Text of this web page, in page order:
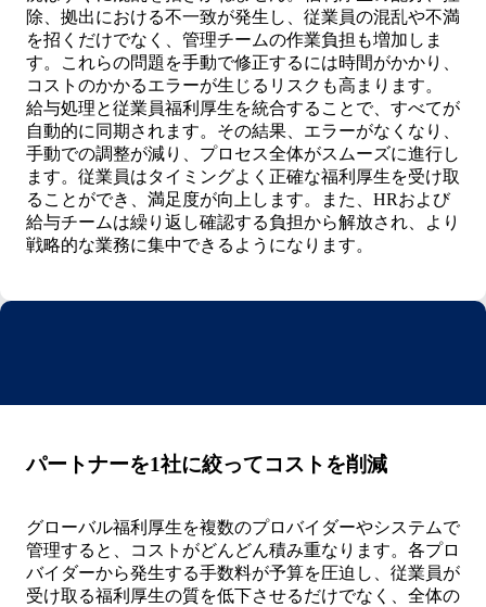
除、拠出における不一致が発生し、従業員の混乱や不満
を招くだけでなく、管理チームの作業負担も増加しま
す。これらの問題を手動で修正するには時間がかかり、
コストのかかるエラーが生じるリスクも高まります。
給与処理と従業員福利厚生を統合することで、すべてが
自動的に同期されます。その結果、エラーがなくなり、
手動での調整が減り、プロセス全体がスムーズに進行し
ます。従業員はタイミングよく正確な福利厚生を受け取
ることができ、満足度が向上します。また、HRおよび
給与チームは繰り返し確認する負担から解放され、より
戦略的な業務に集中できるようになります。
パートナーを1社に絞ってコストを削減
グローバル福利厚生を複数のプロバイダーやシステムで
管理すると、コストがどんどん積み重なります。各プロ
バイダーから発生する手数料が予算を圧迫し、従業員が
受け取る福利厚生の質を低下させるだけでなく、全体の